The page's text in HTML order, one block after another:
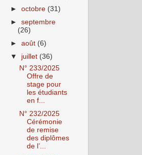
►octobre (31)
►septembre
(26)
►août (6)
▼ juillet (36)
N° 233/2025
Offre de
stage pour
les étudiants
en f...
N° 232/2025
Cérémonie
de remise
des diplômes
de l’...